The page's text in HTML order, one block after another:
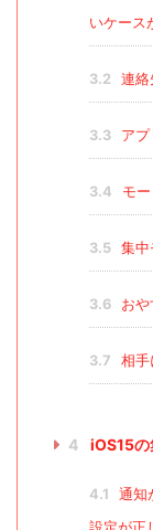
いケース
3.2 連絡
3.3 ア
3.4 モ
3.5 集中
3.6 お
3.7 相手
4 iOS15の
4.1
通知